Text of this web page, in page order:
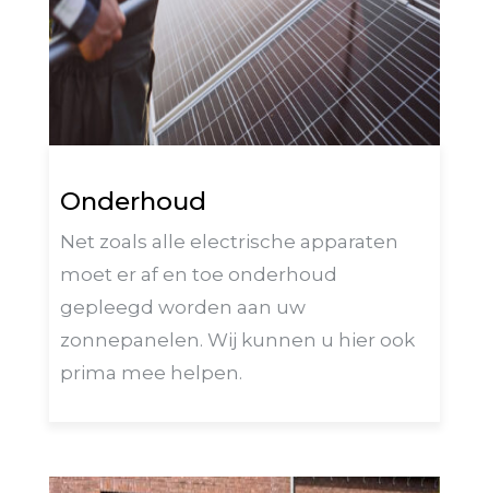
Onderhoud
Net zoals alle electrische apparaten
moet er af en toe onderhoud
gepleegd worden aan uw
zonnepanelen. Wij kunnen u hier ook
prima mee helpen.